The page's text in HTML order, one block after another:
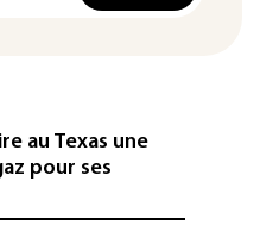
au Texas une
pour ses